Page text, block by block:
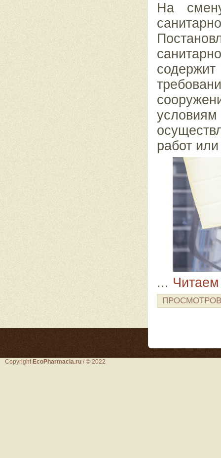
На
условиям
работ
...
Copyright EcoPharmacia.ru / © 2022